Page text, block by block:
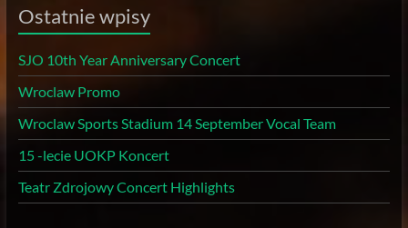
Ostatnie wpisy
SJO 10th Year Anniversary Concert
Wroclaw Promo
Wroclaw Sports Stadium 14 September Vocal Team
15 -lecie UOKP Koncert
Teatr Zdrojowy Concert Highlights